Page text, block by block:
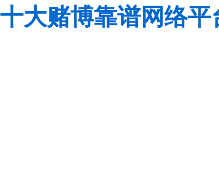
十大赌博靠谱网络平